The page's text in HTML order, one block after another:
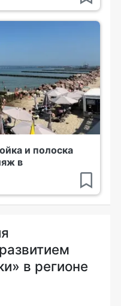
и полоска
в
в регионе